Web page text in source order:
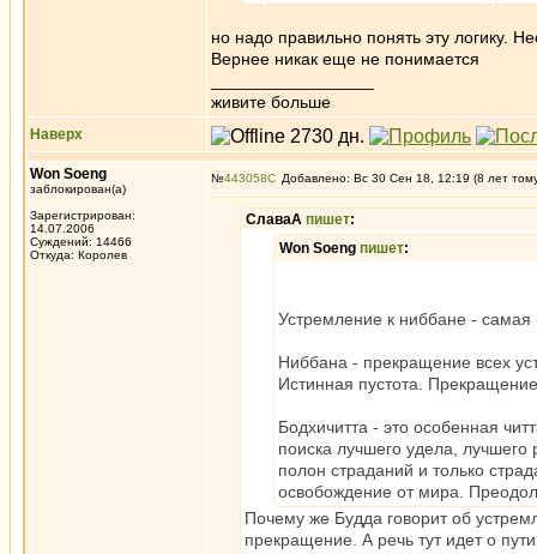
но надо правильно понять эту логику.
Вернее никак еще не понимается
живите больше
Наверх
Won Soeng
заблокирован(а)
Зарегистрирован:
14.07.2006
Суждений: 14466
Откуда: Королев
№443058 Добавлено: Вс 30 Сен 18, 12:19 (8 лет
СлаваА пишет:
Won Soeng пишет:
Устремление к ниббане - самая
Ниббана - прекращение всех
Истинная пустота.
Бодхичитта - это особенная
поиска лучшего удела,
полон страданий и только
освобождение от мира.
Почему же Будда говорит об
прекращение. А речь тут идет о